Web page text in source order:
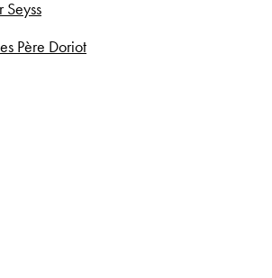
Père Doriot